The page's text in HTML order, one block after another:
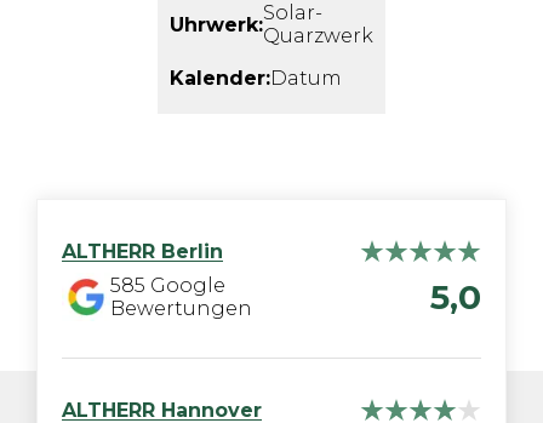
Uhrwerk:Solar-
Quarzwerk
Kalender:Datum
ALTHERR Berlin
585 Google
Bewertungen
5,0
ALTHERR Hannover